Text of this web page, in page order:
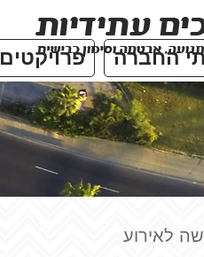
החברה פרויקטים
לאירוע